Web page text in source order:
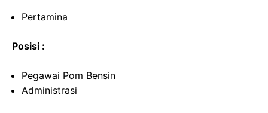
Pertamina
Posisi :
Pegawai Pom Bensin
Administrasi